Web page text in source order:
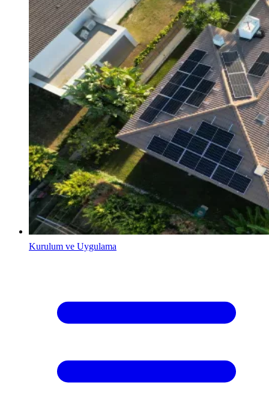
Kurulum ve Uygulama